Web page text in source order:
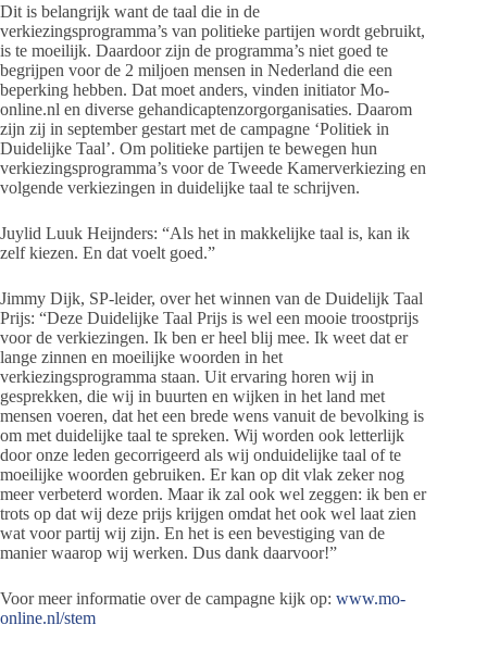
Dit is belangrijk want de taal die in de
verkiezingsprogramma’s van politieke partijen wordt gebruikt,
is te moeilijk. Daardoor zijn de programma’s niet goed te
begrijpen voor de 2 miljoen mensen in Nederland die een
beperking hebben. Dat moet anders, vinden initiator Mo-
online.nl en diverse gehandicaptenzorgorganisaties. Daarom
zijn zij in september gestart met de campagne ‘Politiek in
Duidelijke Taal’. Om politieke partijen te bewegen hun
verkiezingsprogramma’s voor de Tweede Kamerverkiezing en
volgende verkiezingen in duidelijke taal te schrijven.
Juylid Luuk Heijnders: “Als het in makkelijke taal is, kan ik
zelf kiezen. En dat voelt goed.”
Jimmy Dijk, SP-leider, over het winnen van de Duidelijk Taal
Prijs: “Deze Duidelijke Taal Prijs is wel een mooie troostprijs
voor de verkiezingen. Ik ben er heel blij mee. Ik weet dat er
lange zinnen en moeilijke woorden in het
verkiezingsprogramma staan. Uit ervaring horen wij in
gesprekken, die wij in buurten en wijken in het land met
mensen voeren, dat het een brede wens vanuit de bevolking is
om met duidelijke taal te spreken. Wij worden ook letterlijk
door onze leden gecorrigeerd als wij onduidelijke taal of te
moeilijke woorden gebruiken. Er kan op dit vlak zeker nog
meer verbeterd worden. Maar ik zal ook wel zeggen: ik ben er
trots op dat wij deze prijs krijgen omdat het ook wel laat zien
wat voor partij wij zijn. En het is een bevestiging van de
manier waarop wij werken. Dus dank daarvoor!”
Voor meer informatie over de campagne kijk op: www.mo-
online.nl/stem